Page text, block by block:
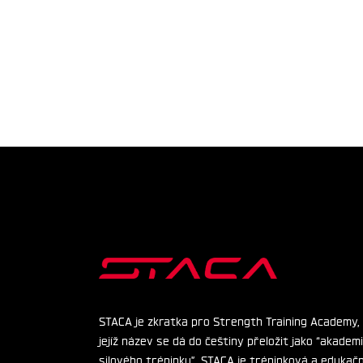
STACA je zkratka pro Strength Training Academy,
jejíž název se dá do češtiny přeložit jako
silového tréninku”. STACA je tréninková a